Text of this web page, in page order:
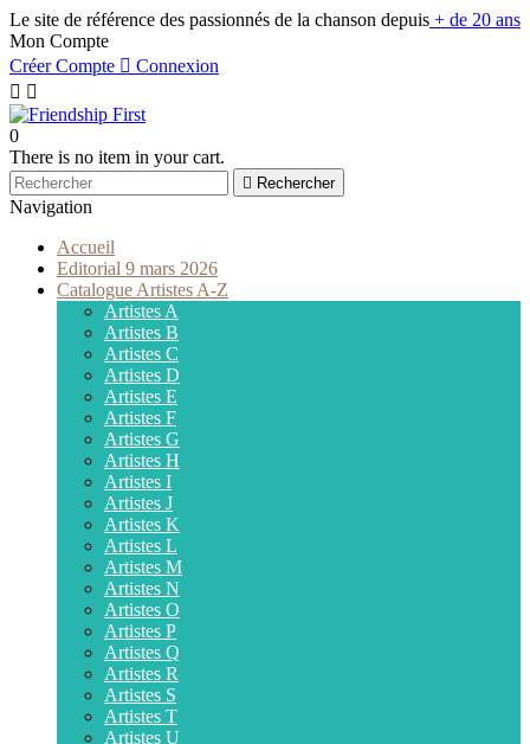
Le site de référence des passionnés de la chanson depuis + de 20 ans
Mon Compte
Créer Compte  Connexion
 
0
There is no item in your cart.
 Rechercher
Navigation
Accueil
Editorial 9 mars 2026
Catalogue Artistes A-Z
Artistes A
Artistes B
Artistes C
Artistes D
Artistes E
Artistes F
Artistes G
Artistes H
Artistes I
Artistes J
Artistes K
Artistes L
Artistes M
Artistes N
Artistes O
Artistes P
Artistes Q
Artistes R
Artistes S
Artistes T
Artistes U